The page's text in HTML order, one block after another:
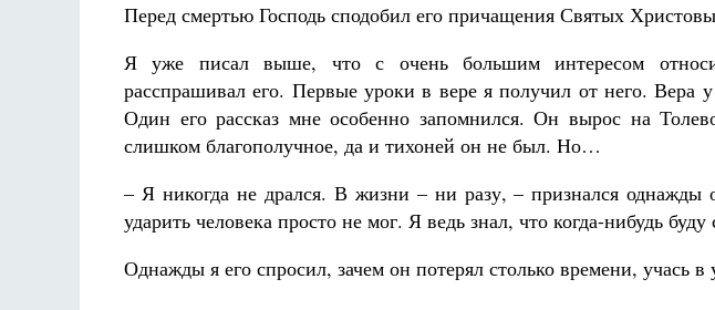
Перед смертью Господь сподобил его причащения Святых
Я уже писал выше, что с очень большим интересом
расспрашивал его. Первые уроки в вере я получил от него. Вера у
Один его рассказ мне особенно запомнился. Он вырос на
слишком благополучное, да и тихоней он не был. Но…
– Я никогда не дрался. В жизни – ни разу, – признался
ударить человека просто не мог. Я ведь знал, что когда-нибудь
Однажды я его спросил, зачем он потерял столько времени, учась в